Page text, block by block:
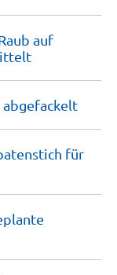
auf
abgefackelt
für